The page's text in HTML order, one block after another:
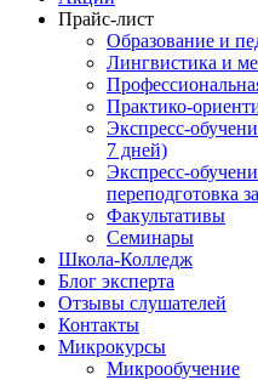
Прайс-лист
Образование и
Лингвистика и
Практико-
Экспресс-
7 дней)
Экспресс-
переподготовка
Факультативы
Семинары
Школа-Колледж
Блог эксперта
Отзывы слушателей
Контакты
Микрокурсы
Микрообучение